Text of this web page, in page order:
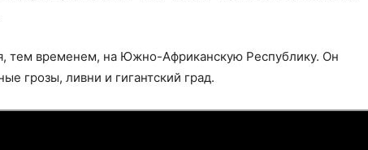
тем временем, на Южно-Африканскую Республику. Он
грозы, ливни и гигантский град.